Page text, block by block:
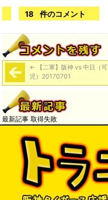
18 件のコメント
← 【二軍】阪神 vs 中日（可
児）20170701
最新記事 取得失敗